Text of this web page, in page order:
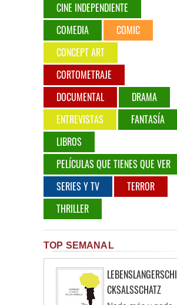
CINE INDEPENDIENTE
COMEDIA
COMIC
CONCEPT ART
CORTOMETRAJE
DOCUMENTAL
DRAMA
ENTREVISTAS
FANTASÍA
LIBROS
PELÍCULAS QUE TIENES QUE VER
SERIES Y TV
TERROR
THRILLER
TOP SEMANAL
LEBENSLANGERSCHI
CKSALSSCHATZ